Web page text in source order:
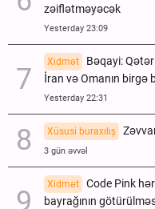
zəiflətməyəcək
Yesterday 23:09
Xidmət
Bəqayi:
İran və Omanın
Yesterday 22:31
Xüsusi buraxılış
3 gün əvvəl
Xidmət
Code Pink
bayrağının